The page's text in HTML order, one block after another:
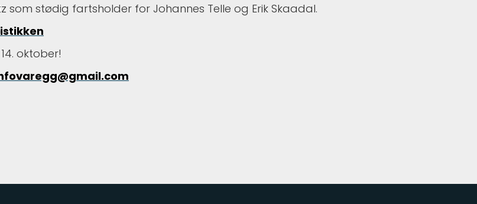
som stødig fartsholder for Johannes Telle og Erik Skaadal.
oktober!